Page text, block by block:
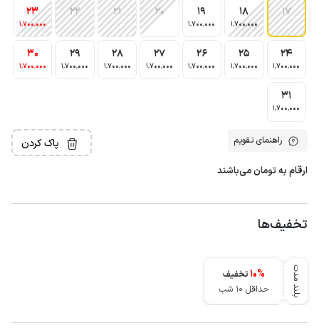
17
18
1٬700٬000
19
1٬700٬000
20
21
22
23
1٬700٬000
24
1٬700٬000
25
1٬700٬000
26
1٬700٬000
27
1٬700٬000
28
1٬700٬000
29
1٬700٬000
30
1٬700٬000
31
1٬700٬000
راهنمای تقویم پاک کردن
ارقام به تومان می‌باشند
تخفیف‌ها
بلند مدت 10%
تخفیف
حداقل 10 شب